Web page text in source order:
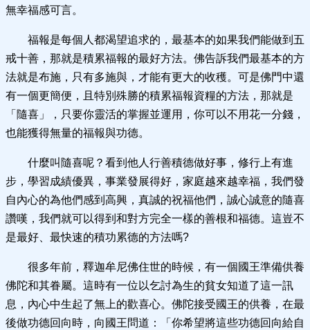
無幸福感可言。
福報是每個人都渴望追求的，最基本的如果我們能做到五
戒十善，那就是積累福報的最好方法。佛告訴我們最基本的方
法就是布施，只有多施與，才能有更大的收穫。可是佛門中還
有一個更簡便，且特別殊勝的積累福報資糧的方法，那就是
「隨喜」，只要你靈活的掌握並運用，你可以不用花一分錢，
也能獲得無量的福報與功德。
什麼叫隨喜呢？看到他人行善積德做好事，修行上有進
步，學習成績優異，事業發展得好，家庭越來越幸福，我們發
自內心的為他們感到高興，真誠的祝福他們，誠心誠意的隨喜
讚嘆，我們就可以得到和對方完全一樣的善根和福德。這豈不
是最好、最快速的積功累德的方法嗎?
很多年前，釋迦牟尼佛住世的時候，有一個國王準備供養
佛陀和其眷屬。這時有一位以乞討為生的貧女知道了這一訊
息，內心中生起了無上的歡喜心。佛陀接受國王的供養，在最
後做功德回向時，向國王問道：「你希望將這些功德回向給自